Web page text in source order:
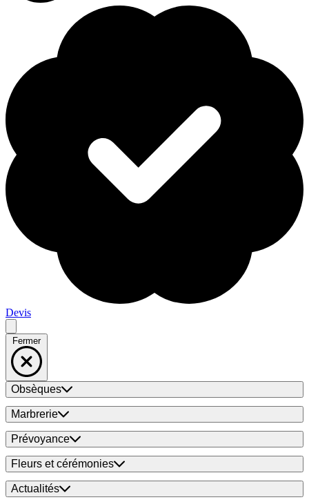
Devis
Fermer
Obsèques
Marbrerie
Prévoyance
Fleurs et cérémonies
Actualités